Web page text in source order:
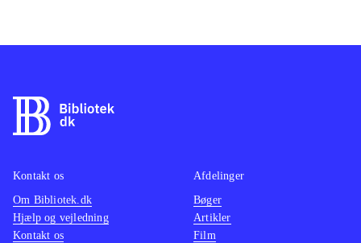
Kontakt os
Om Bibliotek.dk
Hjælp og vejledning
Kontakt os
Afdelinger
Bøger
Artikler
Film